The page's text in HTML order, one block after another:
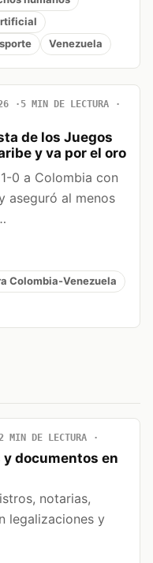
Venezuela
5 MIN DE LECTURA
de los Juegos
y va por el oro
0 a Colombia con
aseguró al menos
Colombia-Venezuela
2 MIN DE LECTURA
y documentos en
notarias,
legalizaciones y